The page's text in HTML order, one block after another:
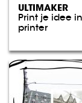
ULTIMAKER
Print je idee
printer